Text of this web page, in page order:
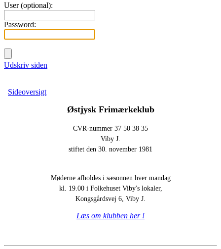
User (optional):
Password:
Udskriv siden
Sideoversigt
ØstjyskFrimærkeklub
CVR-nummer 37 50 38 35
Viby J.
stiftet den 30. november 1981
Møderne afholdes i sæsonnen hver mandag
kl. 19.00 i Folkehuset Viby's lokaler,
Kongsgårdsvej 6, Viby J.
Læs om klubben her !